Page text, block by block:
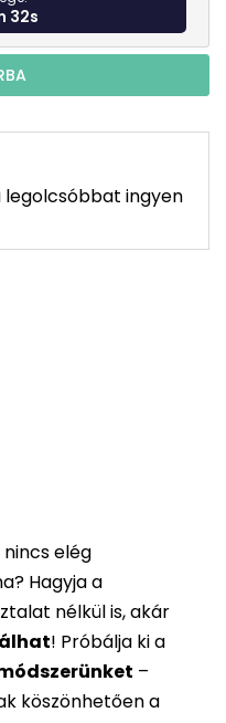
31s
legolcsóbbat ingyen
elég
Hagyja a
nélkül is, akár
! Próbálja ki a
–
köszönhetően a